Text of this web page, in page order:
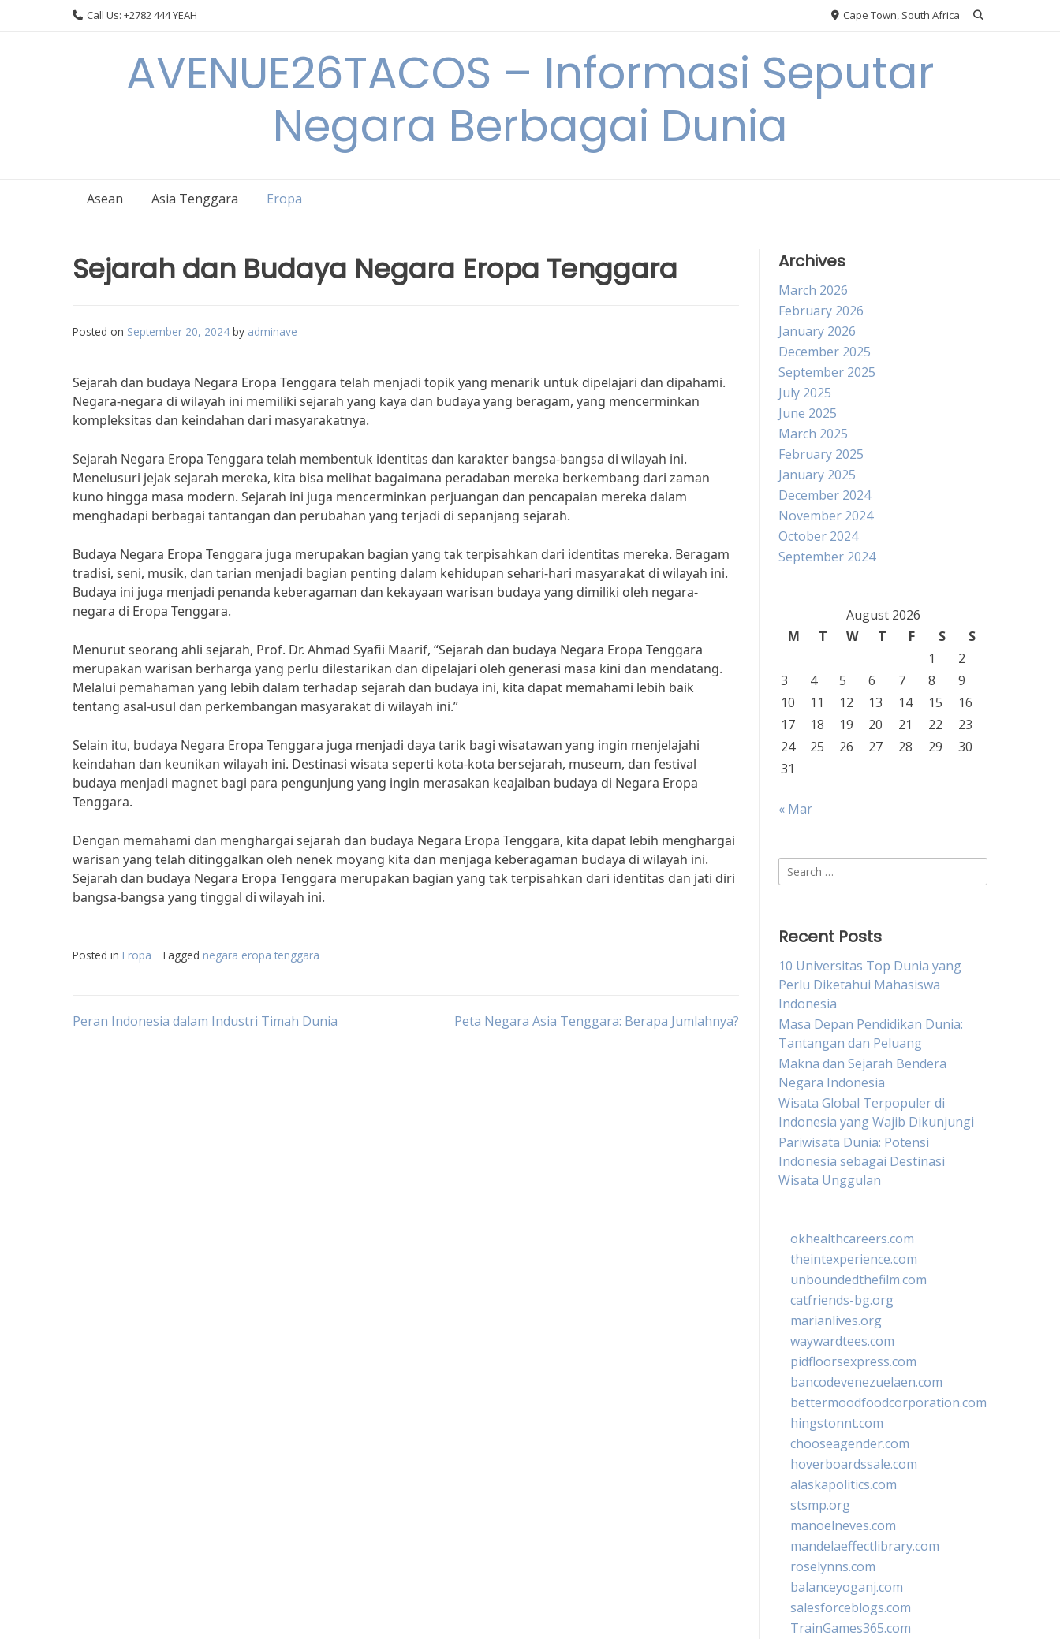
Call Us: +2782 444 YEAH Cape Town, South Africa
AVENUE26TACOS – Informasi Seputar
Negara Berbagai Dunia
Asean Asia Tenggara Eropa
Sejarah dan Budaya Negara Eropa Tenggara
Posted on September 20, 2024 by adminave
Sejarah dan budaya Negara Eropa Tenggara telah menjadi topik yang menarik untuk dipelajari dan dipahami.
Negara-negara di wilayah ini memiliki sejarah yang kaya dan budaya yang beragam, yang mencerminkan
kompleksitas dan keindahan dari masyarakatnya.
Sejarah Negara Eropa Tenggara telah membentuk identitas dan karakter bangsa-bangsa di wilayah ini.
Menelusuri jejak sejarah mereka, kita bisa melihat bagaimana peradaban mereka berkembang dari zaman
kuno hingga masa modern. Sejarah ini juga mencerminkan perjuangan dan pencapaian mereka dalam
menghadapi berbagai tantangan dan perubahan yang terjadi di sepanjang sejarah.
Budaya Negara Eropa Tenggara juga merupakan bagian yang tak terpisahkan dari identitas mereka. Beragam
tradisi, seni, musik, dan tarian menjadi bagian penting dalam kehidupan sehari-hari masyarakat di wilayah ini.
Budaya ini juga menjadi penanda keberagaman dan kekayaan warisan budaya yang dimiliki oleh negara-
negara di Eropa Tenggara.
Menurut seorang ahli sejarah, Prof. Dr. Ahmad Syafii Maarif, “Sejarah dan budaya Negara Eropa Tenggara
merupakan warisan berharga yang perlu dilestarikan dan dipelajari oleh generasi masa kini dan mendatang.
Melalui pemahaman yang lebih dalam terhadap sejarah dan budaya ini, kita dapat memahami lebih baik
tentang asal-usul dan perkembangan masyarakat di wilayah ini.”
Selain itu, budaya Negara Eropa Tenggara juga menjadi daya tarik bagi wisatawan yang ingin menjelajahi
keindahan dan keunikan wilayah ini. Destinasi wisata seperti kota-kota bersejarah, museum, dan festival
budaya menjadi magnet bagi para pengunjung yang ingin merasakan keajaiban budaya di Negara Eropa
Tenggara.
Dengan memahami dan menghargai sejarah dan budaya Negara Eropa Tenggara, kita dapat lebih menghargai
warisan yang telah ditinggalkan oleh nenek moyang kita dan menjaga keberagaman budaya di wilayah ini.
Sejarah dan budaya Negara Eropa Tenggara merupakan bagian yang tak terpisahkan dari identitas dan jati diri
bangsa-bangsa yang tinggal di wilayah ini.
Posted in Eropa Tagged negara eropa tenggara
Post
Peran Indonesia dalam Industri Timah Dunia Peta Negara Asia Tenggara: Berapa Jumlahnya?
Archives
March 2026
February 2026
January 2026
December 2025
September 2025
July 2025
June 2025
March 2025
February 2025
January 2025
December 2024
November 2024
October 2024
September 2024
August 2026
M
T W T F S
S
1
2
3
4 5 6 7 8
9
10
11 12 13 14 15
16
17
18 19 20 21 22
23
24
25 26 27 28 29
30
31
« Mar
Search
for:
Recent Posts
10 Universitas Top Dunia yang
Perlu Diketahui Mahasiswa
Indonesia
Masa Depan Pendidikan Dunia:
Tantangan dan Peluang
Makna dan Sejarah Bendera
Negara Indonesia
Wisata Global Terpopuler di
Indonesia yang Wajib Dikunjungi
Pariwisata Dunia: Potensi
Indonesia sebagai Destinasi
Wisata Unggulan
okhealthcareers.com
theintexperience.com
unboundedthefilm.com
catfriends-bg.org
marianlives.org
waywardtees.com
pidfloorsexpress.com
bancodevenezuelaen.com
bettermoodfoodcorporation.com
hingstonnt.com
chooseagender.com
hoverboardssale.com
alaskapolitics.com
stsmp.org
manoelneves.com
mandelaeffectlibrary.com
roselynns.com
balanceyoganj.com
salesforceblogs.com
TrainGames365.com